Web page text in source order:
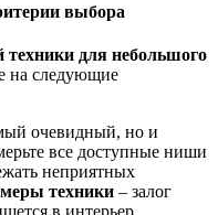
выбора
техники для небольшого
на следующие
очевидный, но и
все доступные ниши
неприятных
техники – залог
в интерьер.